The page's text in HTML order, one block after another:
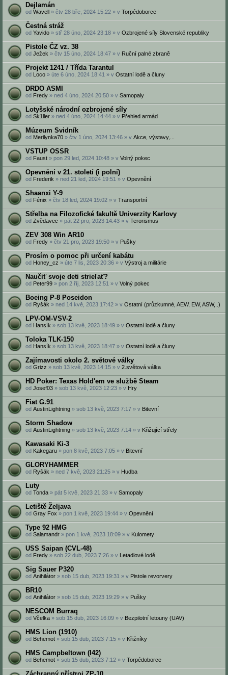
Dejlamán
od Wavell » čtv 28 bře, 2024 15:22 » v Torpédoborce
Čestná stráž
od Yavido » stř 28 úno, 2024 23:18 » v Ozbrojené síly Slovenské republiky
Pistole ČZ vz. 38
od Ježek » čtv 15 úno, 2024 18:47 » v Ruční palné zbraně
Projekt 1241 / Třída Tarantul
od Loco » úte 6 úno, 2024 18:41 » v Ostatní lodě a čluny
DRDO ASMI‎
od Fredy » ned 4 úno, 2024 20:50 » v Samopaly
Lotyšské národní ozbrojené síly
od Sk1ller » ned 4 úno, 2024 14:44 » v Přehled armád
Múzeum Svidník
od Merilynka70 » čtv 1 úno, 2024 13:46 » v Akce, výstavy,...
VSTUP OSSR
od Faust » pon 29 led, 2024 10:48 » v Volný pokec
Opevnění v 21. století (i polní)
od Frederik » ned 21 led, 2024 19:51 » v Opevnění
Shaanxi Y-9
od Fénix » čtv 18 led, 2024 19:02 » v Transportní
Střelba na Filozofické fakultě Univerzity Karlovy
od Zvědavec » pát 22 pro, 2023 14:43 » v Terorismus
ZEV 308 Win AR10
od Fredy » čtv 21 pro, 2023 19:50 » v Pušky
Prosím o pomoc při určení kabátu
od Honey_cz » úte 7 lis, 2023 20:36 » v Výstroj a militárie
Naučiť svoje deti strieľať?
od Peter99 » pon 2 říj, 2023 12:51 » v Volný pokec
Boeing P-8 Poseidon
od Ryšák » ned 14 kvě, 2023 17:42 » v Ostatní (průzkumné, AEW, EW, ASW,..)
LPV-OM-VSV-2
od Hansík » sob 13 kvě, 2023 18:49 » v Ostatní lodě a čluny
Toloka TLK-150
od Hansík » sob 13 kvě, 2023 18:47 » v Ostatní lodě a čluny
Zajímavosti okolo 2. světové války
od Grizz » sob 13 kvě, 2023 14:15 » v 2.světová válka
HD Poker: Texas Hold'em ve službě Steam
od Josef03 » sob 13 kvě, 2023 12:23 » v Hry
Fiat G.91
od AustinLightning » sob 13 kvě, 2023 7:17 » v Bitevní
Storm Shadow
od AustinLightning » sob 13 kvě, 2023 7:14 » v Křižující střely
Kawasaki Ki-3
od Kakegaru » pon 8 kvě, 2023 7:05 » v Bitevní
GLORYHAMMER
od Ryšák » ned 7 kvě, 2023 21:25 » v Hudba
Luty
od Tonda » pát 5 kvě, 2023 21:33 » v Samopaly
Letiště Željava
od Gray Fox » pon 1 kvě, 2023 19:44 » v Opevnění
Type 92 HMG
od Salamandr » pon 1 kvě, 2023 18:09 » v Kulomety
USS Saipan (CVL-48)
od Fredy » sob 22 dub, 2023 7:26 » v Letadlové lodě
Sig Sauer P320
od Anihilátor » sob 15 dub, 2023 19:31 » v Pistole revorvery
BR10
od Anihilátor » sob 15 dub, 2023 19:29 » v Pušky
NESCOM Burraq
od Včelka » sob 15 dub, 2023 16:09 » v Bezpilotní letouny (UAV)
HMS Lion (1910)
od Behemot » sob 15 dub, 2023 7:15 » v Křižníky
HMS Campbeltown (I42)
od Behemot » sob 15 dub, 2023 7:12 » v Torpédoborce
Záchranný přístroj ZP-10